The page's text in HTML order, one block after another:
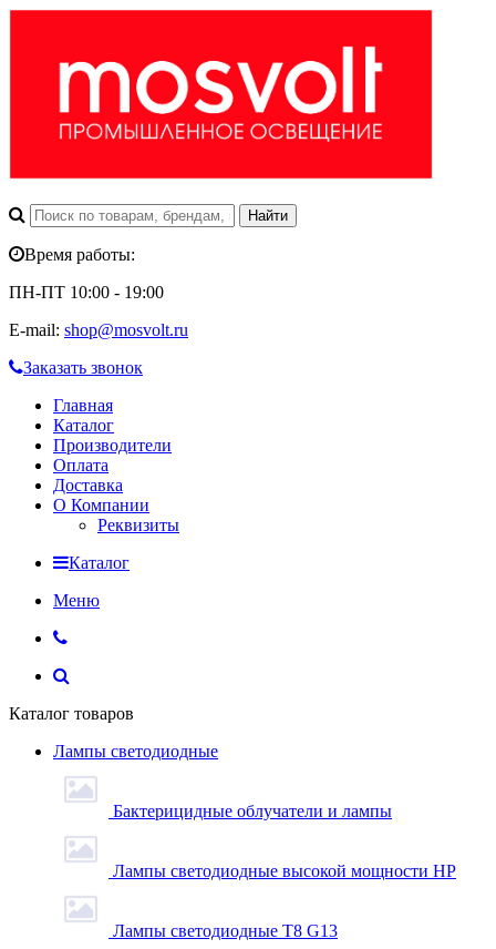
Время работы:
ПН-ПТ 10:00 - 19:00
E-mail: shop@mosvolt.ru
Заказать звонок
Главная
Каталог
Производители
Оплата
Доставка
О Компании
Реквизиты
Каталог
Меню
Каталог товаров
Лампы светодиодные
Бактерицидные облучатели и лампы
Лампы светодиодные высокой мощности HP
Лампы светодиодные Т8 G13